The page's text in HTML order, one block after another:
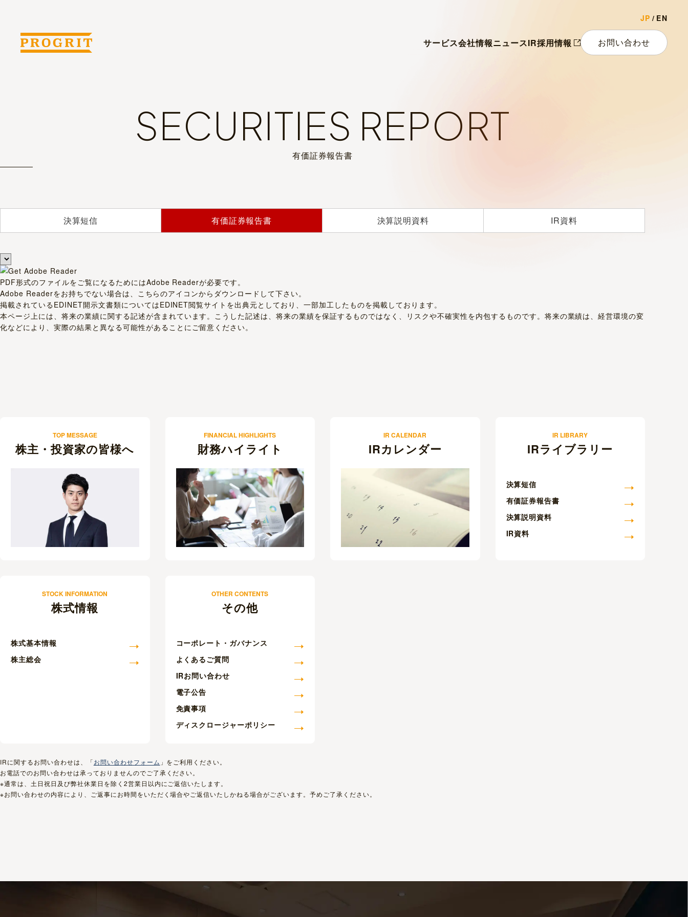
JP EN
サービス会社情報ニュースIR採用情報 お問い合わせ
SECURITIES REPORT
有価証券報告書
決算短信 有価証券報告書 決算説明資料 IR資料
TOP MESSAGE
株主・投資家の皆様へ
FINANCIAL HIGHLIGHTS
財務ハイライト
IR CALENDAR
IRカレンダー
IR LIBRARY
IRライブラリー
決算短信
有価証券報告書
決算説明資料
IR資料
STOCK INFORMATION
株式情報
株式基本情報
株主総会
OTHER CONTENTS
その他
コーポレート・ガバナンス
よくあるご質問
IRお問い合わせ
電子公告
免責事項
ディスクロージャーポリシー
IRに関するお問い合わせは、「お問い合わせフォーム 」をご利用ください。
お電話でのお問い合わせは承っておりませんのでご了承ください。
※通常は、土日祝日及び弊社休業日を除く2営業日以内にご返信いたします。
※お問い合わせの内容により、ご返事にお時間をいただく場合やご返信いたしかねる場合がございます。予めご了承ください。